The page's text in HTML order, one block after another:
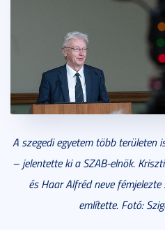
A szegedi egyetem több területen
– jelentette ki a SZAB-elnök.
és Haar Alfréd neve
említette. Fotó: